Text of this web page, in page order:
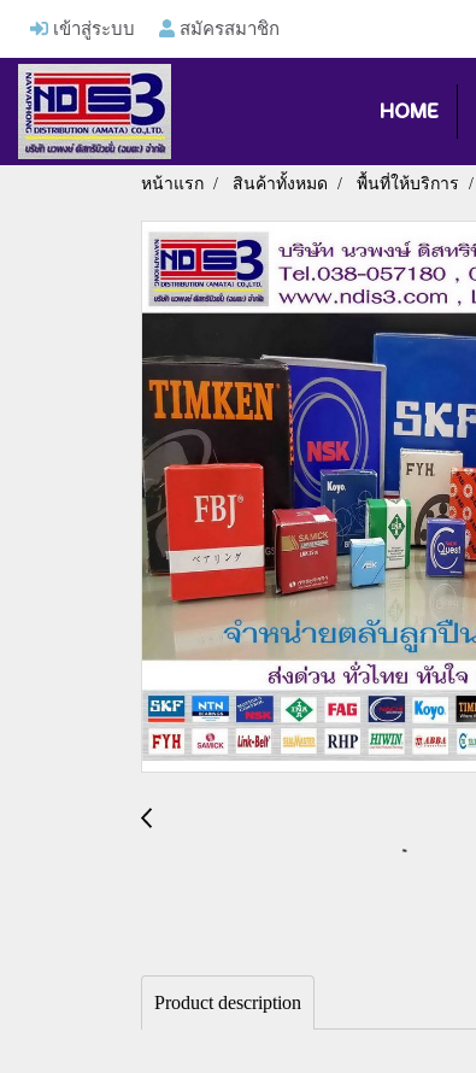
เข้าสู่ระบบ สมัครสมาชิก
HOME
หน้าแรก สินค้าทั้งหมด พื้นที่ให้บริการ
Product description